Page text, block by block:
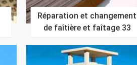
Réparation et changement
de faîtière et faîtage 33